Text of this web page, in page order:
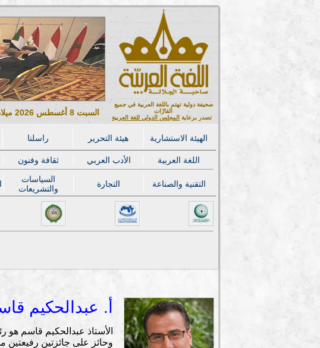
صحيفة دولية تهتم باللغة العربية في جميع
القارّات
تصدر برعاية
المجلس الدولي للغة العربية
راسلنا هيئة التحرير الهيئة الاستشارية
ثقافة وفنون الأدب العربي
اللغة العربية
السياسات
والتشريعات
التجارة التقنية والصناعة
أ. عبدالحكيم